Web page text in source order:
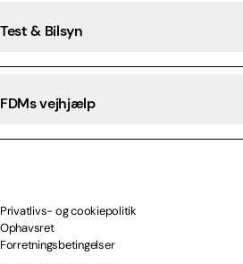
Test & Bilsyn
FDMs vejhjælp
Privatlivs- og cookiepolitik
Ophavsret
Forretningsbetingelser